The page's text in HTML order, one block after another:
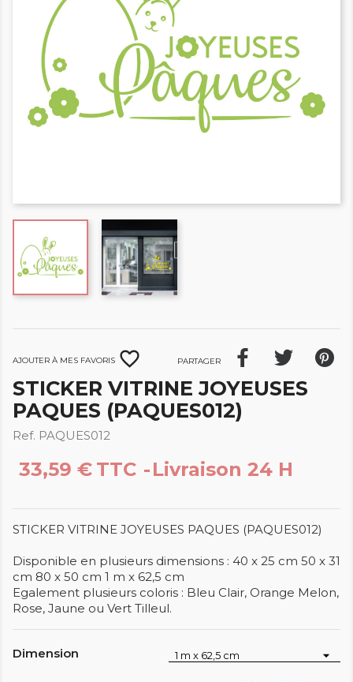
Ajouter à mes favoris favorite_border Partager
STICKER VITRINE JOYEUSES
PAQUES (PAQUES012)
Ref. PAQUES012
33,59 € TTC Livraison 24 H
STICKER VITRINE JOYEUSES PAQUES (PAQUES012)
Disponible en plusieurs dimensions : 40 x 25 cm 50 x 31
cm 80 x 50 cm 1 m x 62,5 cm
Egalement plusieurs coloris : Bleu Clair, Orange Melon,
Rose, Jaune ou Vert Tilleul.
Dimension